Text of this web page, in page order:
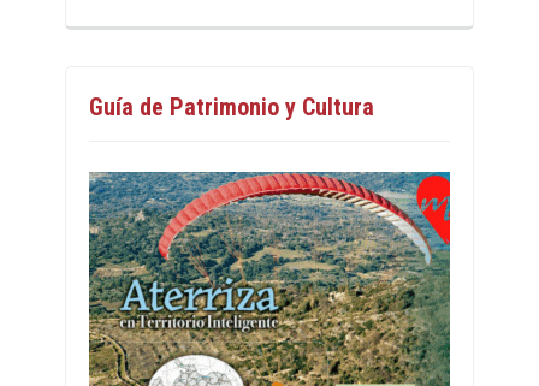
Guía de Patrimonio y Cultura